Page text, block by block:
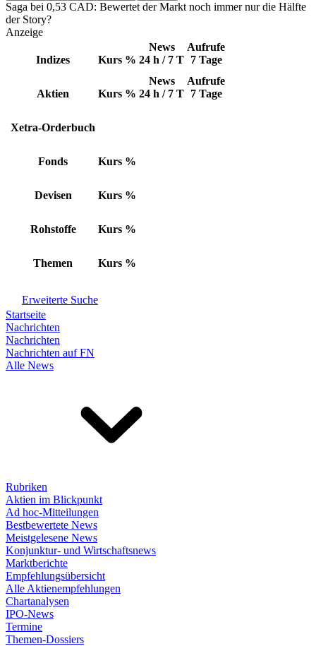
Saga bei 0,53 CAD: Bewertet der Markt noch immer nur die Hälfte
der Story?
Anzeige
Indizes Kurs %
News
24 h / 7 T
Aufrufe
7 Tage
Aktien Kurs %
News
24 h / 7 T
Aufrufe
7 Tage
Xetra-Orderbuch
Fonds Kurs %
Devisen Kurs %
Rohstoffe Kurs %
Themen Kurs %
Erweiterte Suche
Startseite
Nachrichten
Nachrichten
Nachrichten auf FN
Alle News
Rubriken
Aktien im Blickpunkt
Ad hoc-Mitteilungen
Bestbewertete News
Meistgelesene News
Konjunktur- und Wirtschaftsnews
Marktberichte
Empfehlungsübersicht
Alle Aktienempfehlungen
Chartanalysen
IPO-News
Termine
Themen-Dossiers